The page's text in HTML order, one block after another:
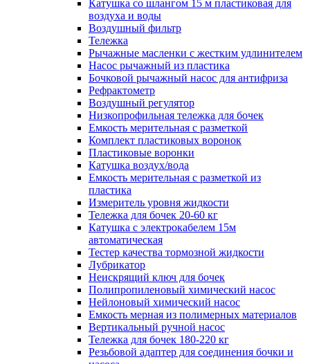
Катушка со шлангом 15 м пластиковая для
воздуха и воды
Воздушный фильтр
Тележка
Рычажные масленки с жестким удлинителем
Насос рычажный из пластика
Бочковой рычажный насос для антифриза
Рефрактометр
Воздушный регулятор
Низкопрофильная тележка для бочек
Емкость мерительная с разметкой
Комплект пластиковых воронок
Пластиковые воронки
Катушка воздух/вода
Емкость мерительная с разметкой из
пластика
Измеритель уровня жидкости
Тележка для бочек 20-60 кг
Катушка с электрокабелем 15м
автоматическая
Тестер качества тормозной жидкости
Лубрикатор
Неискрящий ключ для бочек
Полипропиленовый химический насос
Нейлоновый химический насос
Емкость мерная из полимерных материалов
Вертикальный ручной насос
Тележка для бочек 180-220 кг
Резьбовой адаптер для соединения бочки и